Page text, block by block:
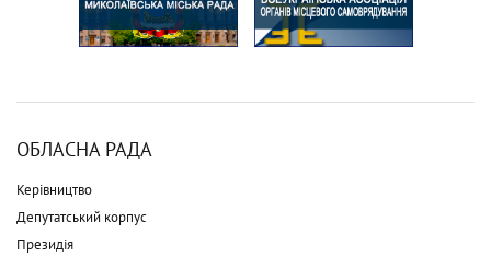
ОБЛАСНА РАДА
Керівництво
Депутатський корпус
Президія